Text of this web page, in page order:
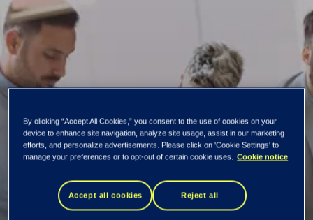
PPS PPS teamet
Marie Hansen
Chef PPS
By clicking “Accept All Cookies,” you consent to the use of cookies on your
device to enhance site navigation, analyze site usage, assist in our marketing
efforts, and personalize advertisements. Please click on 'Cookie Settings' to
manage your preferences or to opt-out of certain cookie uses.
Cookie notice
Accept all cookies Reject all